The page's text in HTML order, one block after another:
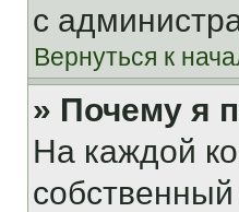
с
Вернуться к
» Почему я
На каждой